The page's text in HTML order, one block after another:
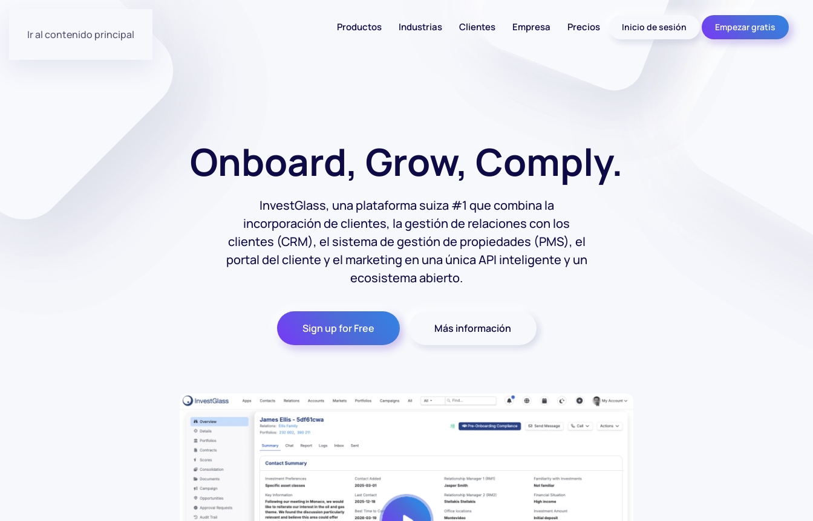
Ir al contenido principal
Productos Industrias Clientes Empresa Precios Inicio de sesión Empezar gratis
Onboard, Grow, Comply.
InvestGlass, una plataforma suiza #1 que combina la
incorporación de clientes, la gestión de relaciones con los
clientes (CRM), el sistema de gestión de propiedades (PMS), el
portal del cliente y el marketing en una única API inteligente y un
ecosistema abierto.
Sign up for Free Más información